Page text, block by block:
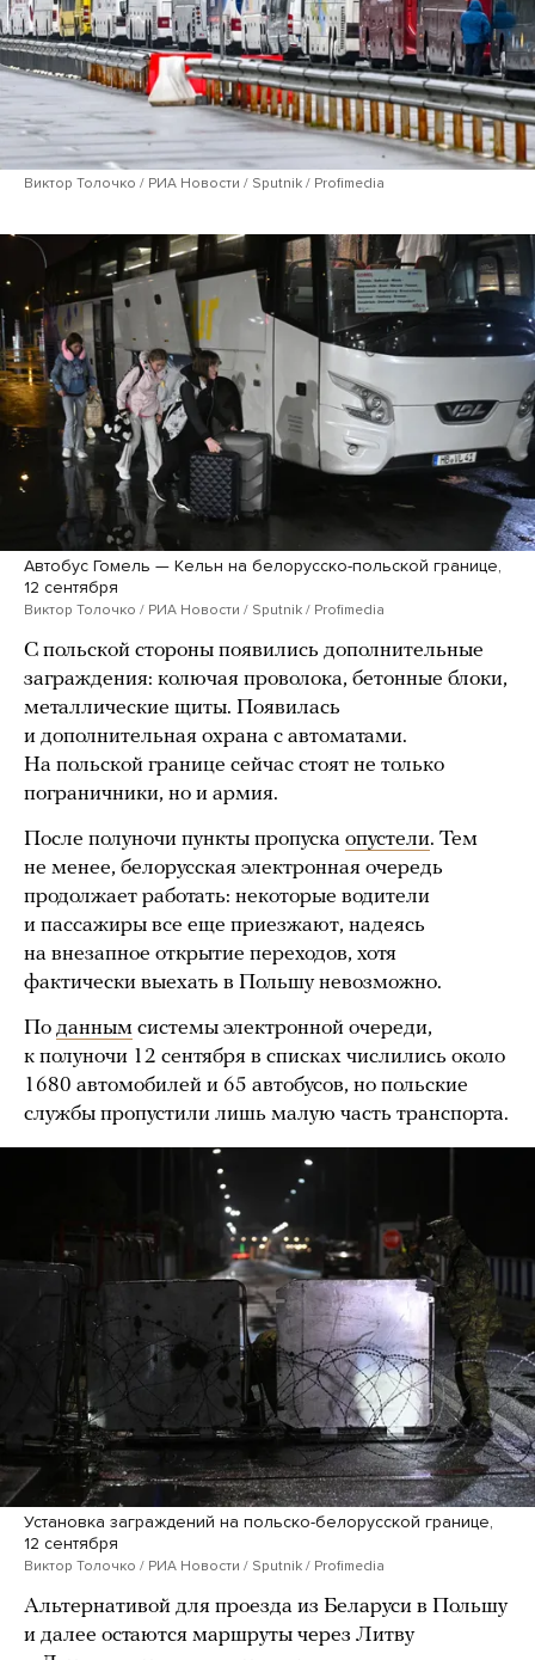
Виктор Толочко / РИА Новости / Sputnik / Profimedia
Автобус Гомель — Кельн на белорусско-польской границе,
12 сентября
Виктор Толочко / РИА Новости / Sputnik / Profimedia
С польской стороны появились дополнительные
заграждения: колючая проволока, бетонные блоки,
металлические щиты. Появилась
и дополнительная охрана с автоматами.
На польской границе сейчас стоят не только
пограничники, но и армия.
После полуночи пункты пропуска опустели. Тем
не менее, белорусская электронная очередь
продолжает работать: некоторые водители
и пассажиры все еще приезжают, надеясь
на внезапное открытие переходов, хотя
фактически выехать в Польшу невозможно.
По данным системы электронной очереди,
к полуночи 12 сентября в списках числились около
1680 автомобилей и 65 автобусов, но польские
службы пропустили лишь малую часть транспорта.
Установка заграждений на польско-белорусской границе,
12 сентября
Виктор Толочко / РИА Новости / Sputnik / Profimedia
Альтернативой для проезда из Беларуси в Польшу
и далее остаются маршруты через Литву